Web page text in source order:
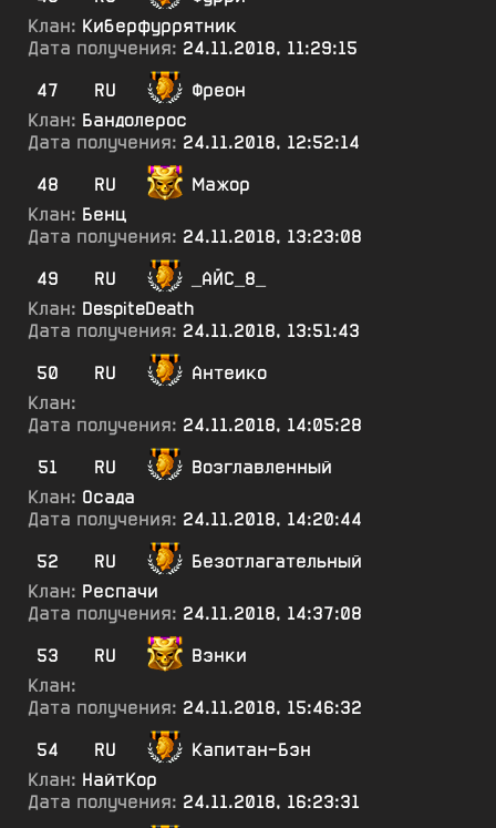
Клан: Киберфуррятник
Дата получения: 24.11.2018, 11:29:15
47
RU
Фреон
Клан: Бандолерос
Дата получения: 24.11.2018, 12:52:14
48
RU
Мажор
Клан: Бенц
Дата получения: 24.11.2018, 13:23:08
49
RU
_АЙС_8_
Клан: DespiteDeath
Дата получения: 24.11.2018, 13:51:43
50
RU
Антеико
Клан:
Дата получения: 24.11.2018, 14:05:28
51
RU
Возглавленный
Клан: Осада
Дата получения: 24.11.2018, 14:20:44
52
RU
Безотлагательный
Клан: Респачи
Дата получения: 24.11.2018, 14:37:08
53
RU
Вэнки
Клан:
Дата получения: 24.11.2018, 15:46:32
54
RU
Капитан-Бэн
Клан: НайтКор
Дата получения: 24.11.2018, 16:23:31